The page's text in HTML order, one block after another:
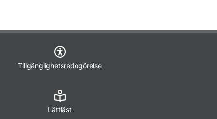
Tillgänglighetsredogörelse
Lättläst